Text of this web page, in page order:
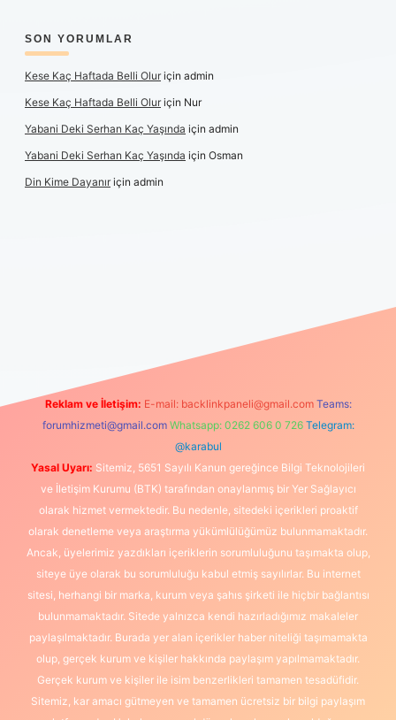
SON YORUMLAR
Kese Kaç Haftada Belli Oluriçin admin
Kese Kaç Haftada Belli Oluriçin Nur
Yabani Deki Serhan Kaç Yaşında için admin
Yabani Deki Serhan Kaç Yaşında için Osman
Din Kime Dayanıriçin admin
Reklam ve İletişim: E-mail: backlinkpaneli@gmail.com Teams:
forumhizmeti@gmail.com Whatsapp: 0262 606 0 726 Telegram:
@karabul
Yasal Uyarı: Sitemiz, 5651 Sayılı Kanun gereğince Bilgi Teknolojileri
ve İletişim Kurumu (BTK) tarafından onaylanmış bir Yer Sağlayıcı
olarak hizmet vermektedir. Bu nedenle, sitedeki içerikleri proaktif
olarak denetleme veya araştırma yükümlülüğümüz bulunmamaktadır.
Ancak, üyelerimiz yazdıkları içeriklerin sorumluluğunu taşımakta olup,
siteye üye olarak bu sorumluluğu kabul etmiş sayılırlar. Bu internet
sitesi, herhangi bir marka, kurum veya şahıs şirketi ile hiçbir bağlantısı
bulunmamaktadır. Sitede yalnızca kendi hazırladığımız makaleler
paylaşılmaktadır. Burada yer alan içerikler haber niteliği taşımamakta
olup, gerçek kurum ve kişiler hakkında paylaşım yapılmamaktadır.
Gerçek kurum ve kişiler ile isim benzerlikleri tamamen tesadüfidir.
Sitemiz, kar amacı gütmeyen ve tamamen ücretsiz bir bilgi paylaşım